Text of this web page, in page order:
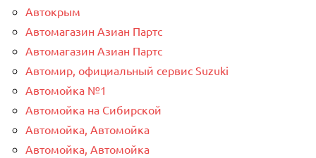
Автокрым
Автомагазин Азиан Партс
Автомагазин Азиан Партс
Автомир, официальный сервис Suzuki
Автомойка №1
Автомойка на Сибирской
Автомойка, Автомойка
Автомойка, Автомойка